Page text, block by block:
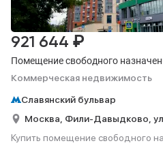
Помещение свободного
Коммерческая недвижимость
921 644 ₽
Славянский бульвар
Москва, Фили-Давыдково,
Купить помещение свободного